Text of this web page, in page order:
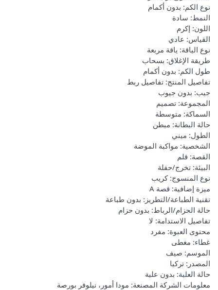
نوع الكم: بدون أكمام
النمط: سادة
اللون: إكرم
القياس: عادي
نوع الياقة: ياقة مربعة
طريقة الإغلاق: بسحاب
طول الكم: بدون أكمام
تفاصيل المنتج: تفاصيل ربط
جيب: بدون جيوب
المجموعة: تصميم
السماكة: متوسطة
حالة البطانة: مبطن
الطول: ميني
الشخصية: مواكبة الموضة
القصة: قلم
البيئة: تخرج/حفلة
نوع المنسوج: كريب
ميزة إضافية: قصة A
تقنية الطباعة/التطريز: بدون طباعة
حالة الحزام/الرباط: بدون حزام
تفاصيل الاستدامة: لا
محتوى العبوة: مفرد
غطاء: مغطى
الموسم: صيف
المصدر: تركيا
حالة العلبة: بدون علبة
معلومات الشركة المصنعة: مودا أمور، نيلوفر بورصة